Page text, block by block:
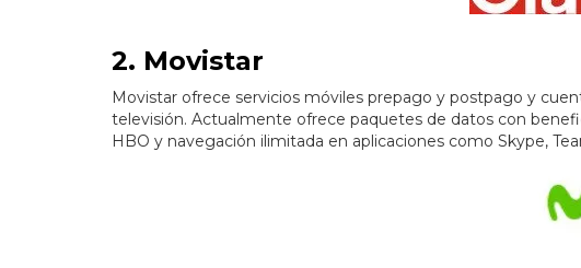
2. Movistar
Movistar ofrece servicios móviles prepago y postpago y
televisión. Actualmente ofrece paquetes de datos con
HBO y navegación ilimitada en aplicaciones como Skype,